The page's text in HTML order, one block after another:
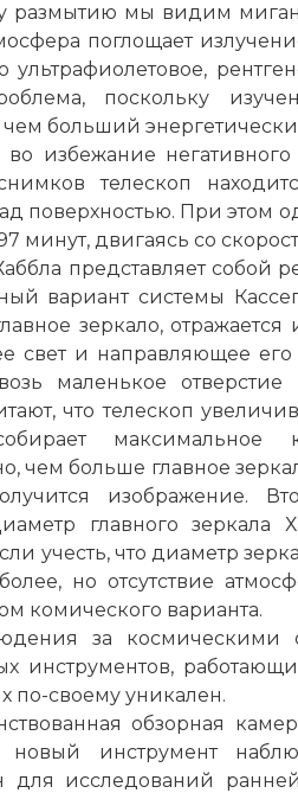
размытию мы видим
поглощает
ультрафиолетовое,
поскольку
больший
избежание
телескоп
поверхностью. При этом
минут, двигаясь со
представляет собой
вариант системы
зеркало,
свет и направляющее его
маленькое
что телескоп
максимальное
чем больше главное
изображение.
главного зеркала
учесть, что диаметр
но отсутствие
комического варианта.
за космическими
инструментов,
по-своему уникален.
обзорная
новый инструмент
для исследований
☓